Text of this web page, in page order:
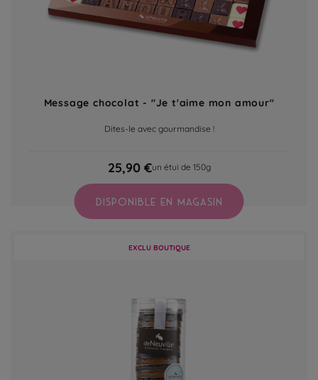
Message chocolat - "Je t'aime mon amour"
Dites-le avec gourmandise !
25,90 €un étui de 150g
DISPONIBLE EN MAGASIN
EXCLU BOUTIQUE